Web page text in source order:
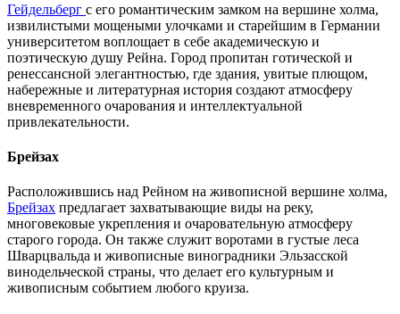
Гейдельберг с его романтическим замком на вершине холма,
извилистыми мощеными улочками и старейшим в Германии
университетом воплощает в себе академическую и
поэтическую душу Рейна. Город пропитан готической и
ренессансной элегантностью, где здания, увитые плющом,
набережные и литературная история создают атмосферу
вневременного очарования и интеллектуальной
привлекательности.
Брейзах
Расположившись над Рейном на живописной вершине холма,
Брейзах предлагает захватывающие виды на реку,
многовековые укрепления и очаровательную атмосферу
старого города. Он также служит воротами в густые леса
Шварцвальда и живописные виноградники Эльзасской
винодельческой страны, что делает его культурным и
живописным событием любого круиза.